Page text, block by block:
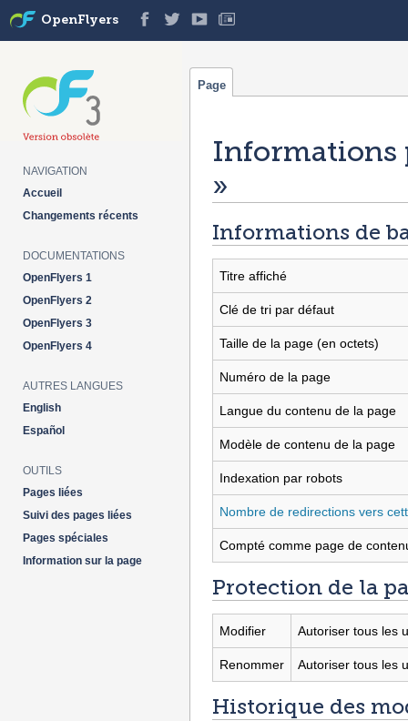
Informations
»
Informations de
Titre affiché
Clé de tri par défaut
Taille de la page (en octets)
Numéro de la page
Langue du contenu de la page
Modèle de contenu de la page
Indexation par robots
Nombre de redirections vers
Compté comme page de
Protection de la
Modifier Autoriser tous les
Renommer Autoriser tous les
Historique des
Page
OpenFlyers
NAVIGATION
Accueil
Changements récents
DOCUMENTATIONS
OpenFlyers 1
OpenFlyers 2
OpenFlyers 3
OpenFlyers 4
AUTRES LANGUES
English
Español
OUTILS
Pages liées
Suivi des pages liées
Pages spéciales
Information sur la page